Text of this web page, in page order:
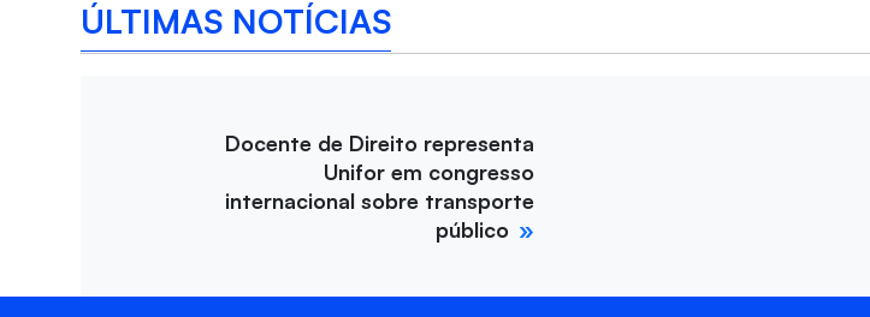
ÚLTIMAS NOTÍCIAS
Docente de Direito representa
Unifor em congresso
internacional sobre transporte
público